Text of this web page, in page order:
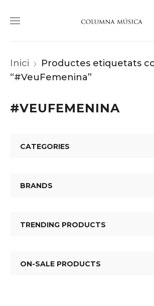
Inici
Productes etiquetats
“#VeuFemenina”
#VEUFEMENINA
CATEGORIES
BRANDS
TRENDING PRODUCTS
ON-SALE PRODUCTS